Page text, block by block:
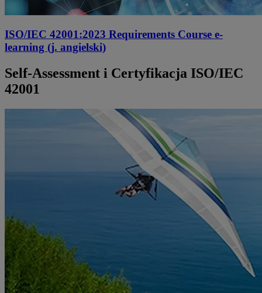
ISO/IEC 42001:2023 Requirements Course e-
learning (j. angielski)
Self-Assessment i Certyfikacja ISO/IEC
42001